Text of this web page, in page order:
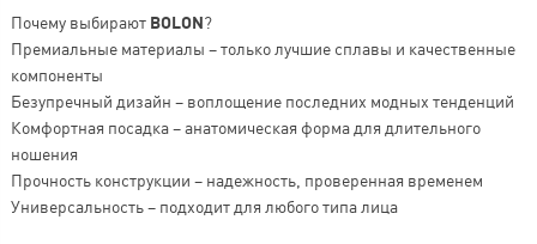
Почему выбирают BOLON?
Премиальные материалы – только лучшие сплавы и качественные
компоненты
Безупречный дизайн – воплощение последних модных тенденций
Комфортная посадка – анатомическая форма для длительного
ношения
Прочность конструкции – надежность, проверенная временем
Универсальность – подходит для любого типа лица